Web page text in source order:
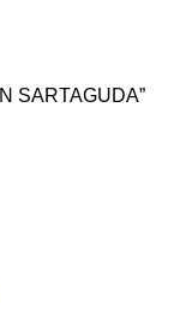
SARTAGUDA”